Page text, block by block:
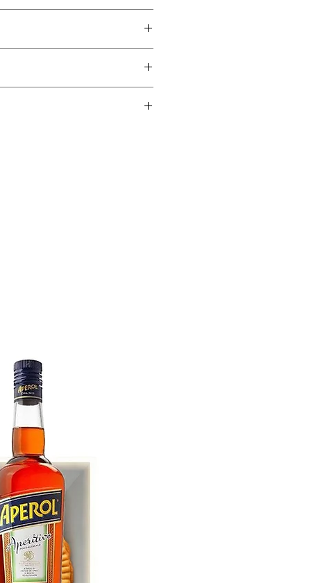
175 kJ / 41 kcal
Paprika mit Abstand
legen. Etwa 5 Minuten
würzen.
Paprika in eine
Ofen bei 180°C etwa 6-7